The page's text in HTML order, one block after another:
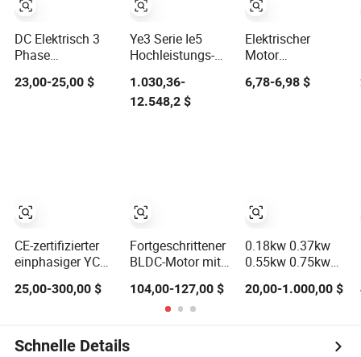
DC Elektrisch 3
Phase
Permanentmagnet
Bürstenloser
23,00-25,00 $
CE-zertifizierter
einphasiger YC
Kondensator-
Effizienz AC
asynchroner
25,00-300,00 $
Ye3 Serie Ie5
Hochleistungs-
Wechselstrom-
Induktionsmotor
für die Industrie
1.030,36-
12.548,2 $
Fortgeschrittener
BLDC-Motor mit
für DIY-
Elektromotorprojekte
Bürstenloser
104,00-127,00 $
Elektrischer
Motor
Universalmotor
Elektromotor
6,78-6,98 $
0.18kw 0.37kw
0.55kw 0.75kw
2.2kw 3kw 4kw
Dreiphasen-
20,00-1.000,00 $
Schnelle Details